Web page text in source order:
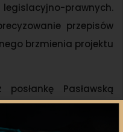
prawnych.
przepisów
brzmienia projektu
Pasławską
Polski Związek
do odzyskania